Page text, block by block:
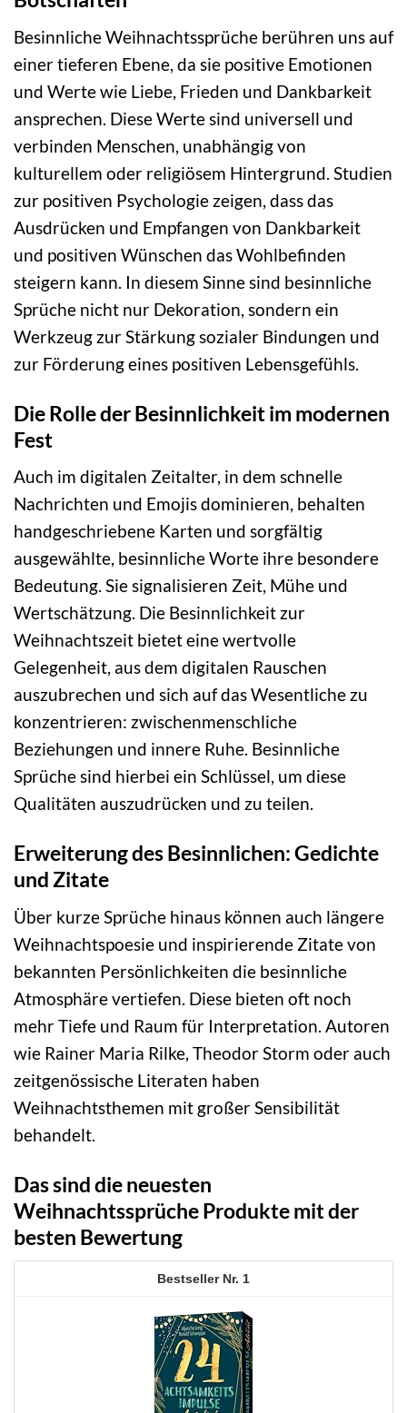
Besinnliche Weihnachtssprüche berühren uns auf
einer tieferen Ebene, da sie positive Emotionen
und Werte wie Liebe, Frieden und Dankbarkeit
ansprechen. Diese Werte sind universell und
verbinden Menschen, unabhängig von
kulturellem oder religiösem Hintergrund. Studien
zur positiven Psychologie zeigen, dass das
Ausdrücken und Empfangen von Dankbarkeit
und positiven Wünschen das Wohlbefinden
steigern kann. In diesem Sinne sind besinnliche
Sprüche nicht nur Dekoration, sondern ein
Werkzeug zur Stärkung sozialer Bindungen und
zur Förderung eines positiven Lebensgefühls.
Die Rolle der Besinnlichkeit im modernen
Fest
Auch im digitalen Zeitalter, in dem schnelle
Nachrichten und Emojis dominieren, behalten
handgeschriebene Karten und sorgfältig
ausgewählte, besinnliche Worte ihre besondere
Bedeutung. Sie signalisieren Zeit, Mühe und
Wertschätzung. Die Besinnlichkeit zur
Weihnachtszeit bietet eine wertvolle
Gelegenheit, aus dem digitalen Rauschen
auszubrechen und sich auf das Wesentliche zu
konzentrieren: zwischenmenschliche
Beziehungen und innere Ruhe. Besinnliche
Sprüche sind hierbei ein Schlüssel, um diese
Qualitäten auszudrücken und zu teilen.
Erweiterung des Besinnlichen: Gedichte
und Zitate
Über kurze Sprüche hinaus können auch längere
Weihnachtspoesie und inspirierende Zitate von
bekannten Persönlichkeiten die besinnliche
Atmosphäre vertiefen. Diese bieten oft noch
mehr Tiefe und Raum für Interpretation. Autoren
wie Rainer Maria Rilke, Theodor Storm oder auch
zeitgenössische Literaten haben
Weihnachtsthemen mit großer Sensibilität
behandelt.
Das sind die neuesten
Weihnachtssprüche Produkte mit der
besten Bewertung
1